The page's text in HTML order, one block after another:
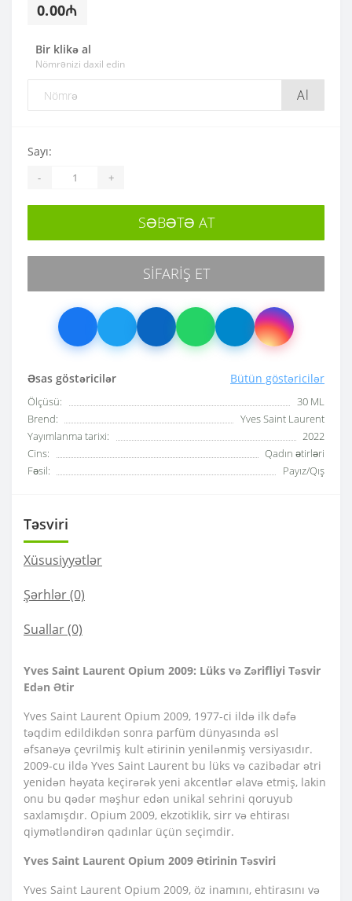
0.00₼
Bir klikə al
Nömrənizi daxil edin
Al
Əsas göstəricilər Bütün göstəricilər
Ölçüsü:
30 ML
Brend:
Yves Saint Laurent
Yayımlanma tarixi:
2022
Cins:
Qadın ətirləri
Fəsil:
Payız/Qış
Sayı:
- +
SƏBƏTƏ AT
SIFARIŞ ET
Təsviri
Xüsusiyyətlər
Şərhlər (0)
Suallar(0)
Yves Saint Laurent Opium 2009: Lüks və Zərifliyi Təsvir
Edən Ətir
Yves Saint Laurent Opium 2009, 1977-ci ildə ilk dəfə
təqdim edildikdən sonra parfüm dünyasında əsl
əfsanəyə çevrilmiş kult ətirinin yenilənmiş versiyasıdır.
2009-cu ildə Yves Saint Laurent bu lüks və cazibədar ətri
yenidən həyata keçirərək yeni akcentlər əlavə etmiş, lakin
onu bu qədər məşhur edən unikal sehrini qoruyub
saxlamışdır. Opium 2009, ekzotiklik, sirr və ehtirası
qiymətləndirən qadınlar üçün seçimdir.
Yves Saint Laurent Opium 2009 Ətirinin Təsviri
Yves Saint Laurent Opium 2009, öz inamını, ehtirasını və